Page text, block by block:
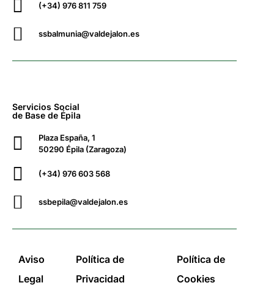
(+34) 976 811 759
ssbalmunia@valdejalon.es
Servicios Social
de Base de Épila
Plaza España, 1
50290 Épila (Zaragoza)
(+34) 976 603 568
ssbepila@valdejalon.es
Aviso
Legal
Política de
Privacidad
Política de
Cookies